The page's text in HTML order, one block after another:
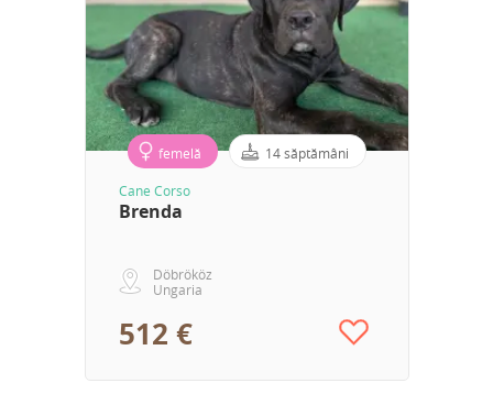
femelă 14 săptămâni
Cane Corso
Brenda
Döbrököz
Ungaria
512 €